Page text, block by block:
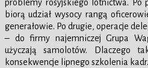
problemy rosyjskiego lotnictwa. Po
biorą udział wysocy rangą
generałowie. Po drugie, operacje
– do firmy najemniczej Grupa
użyczają samolotów. Dlaczego
konsekwencje lipnego szkolenia